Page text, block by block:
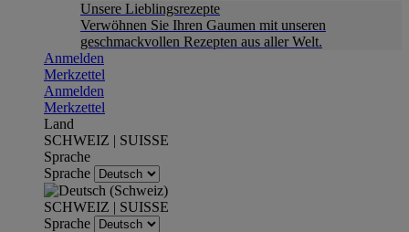
Unsere Lieblingsrezepte
Verwöhnen Sie Ihren Gaumen mit unseren
geschmackvollen Rezepten aus aller Welt.
Anmelden
Merkzettel
Anmelden
Merkzettel
Land
SCHWEIZ | SUISSE
Sprache
Sprache
SCHWEIZ | SUISSE
Sprache